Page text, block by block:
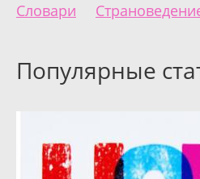
Словари
Популярные